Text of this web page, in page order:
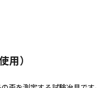
用）